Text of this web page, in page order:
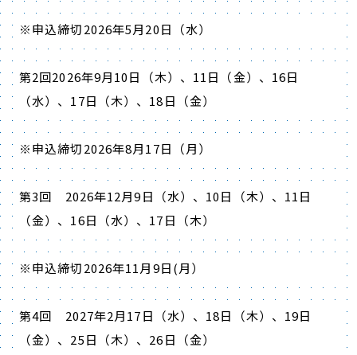
※申込締切2026年5月20日（水）
第2回2026年9月10日（木）、 11日（金）、 16日
（水）、 17日（木）、 18日（金）
※申込締切2026年8月17日（月）
第3回 2026年12月9日（水）、 10日（木）、 11日
（金）、 16日（水）、 17日（木）
※申込締切2026年11月9日(月）
第4回 2027年2月17日（水）、 18日（木）、 19日
（金）、 25日（木）、 26日（金）